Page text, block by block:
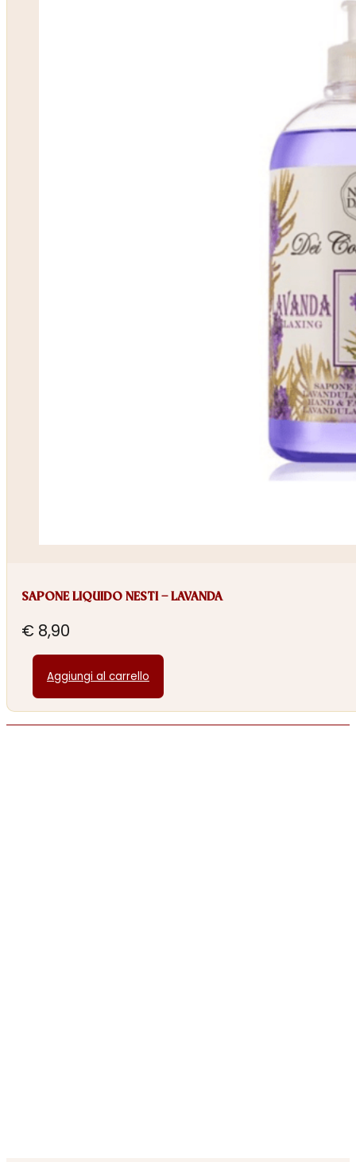
SAPONE LIQUIDO NESTI – LAVANDA
€ 8,90
Aggiungi al carrello